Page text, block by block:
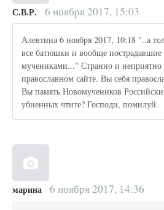
С.В.Р. 6 ноября 2017, 15:03
Алевтина 6 ноября 2017, 10:18 "..а
все батюшки и вообще
мучениками..." Странно и неприятно
православном сайте. Вы себя
Вы память Новомучеников
убиенных чтите? Господи, помилуй.
марина 6 ноября 2017, 14:36